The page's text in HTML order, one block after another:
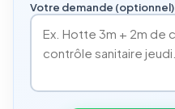
Votre demande (optionnel)